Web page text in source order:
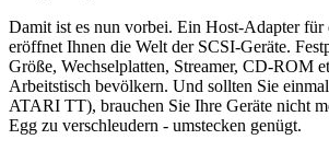
Damit ist es nun vorbei. Ein Host-Adapter für
eröffnet Ihnen die Welt der SCSI-Geräte.
Größe, Wechselplatten, Streamer, CD-ROM
Arbeitstisch bevölkern. Und sollten Sie
ATARI TT), brauchen Sie Ihre Geräte nicht
Egg zu verschleudern - umstecken genügt.